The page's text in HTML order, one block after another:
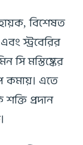
বিশেষত
স্ট্রবেরির
সি মস্তিষ্কের
কমায়। এতে
প্রদান